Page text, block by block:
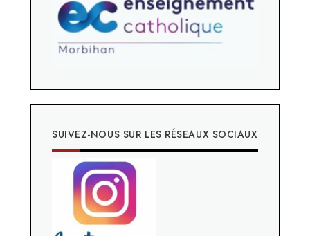
SUIVEZ-NOUS SUR LES RÉSEAUX SOCIAUX